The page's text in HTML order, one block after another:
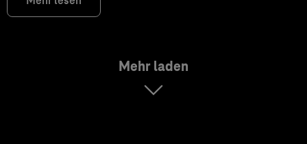
Mehr laden